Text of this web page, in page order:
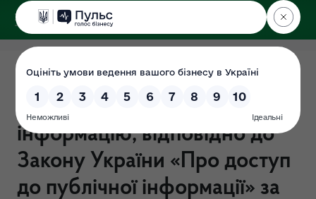
ДЕРЖЕКОІНСПЕКЦІЯ
Звіт про надходження до
Держекоінспекції запитів на
інформацію, відповідно до
Закону України «Про доступ
до публічної інформації» за